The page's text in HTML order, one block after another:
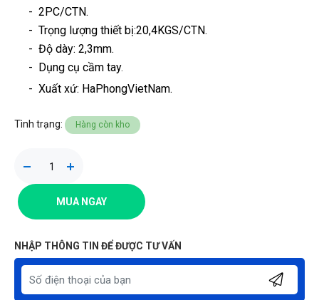
- 2PC/CTN.
- Trọng lượng thiết bị:20,4KGS/CTN.
- Độ dày: 2,3mm.
- Dụng cụ cầm tay.
- Xuất xứ: HaPhongVietNam.
Tình trạng: Hàng còn kho
MUA NGAY
NHẬP THÔNG TIN ĐỂ ĐƯỢC TƯ VẤN